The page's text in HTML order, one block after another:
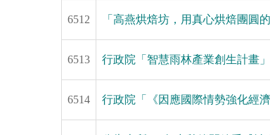
6512 「高燕烘焙坊，用真心烘焙團圓的
6513 行政院「智慧雨林產業創生計畫
6514 行政院「《因應國際情勢強化經